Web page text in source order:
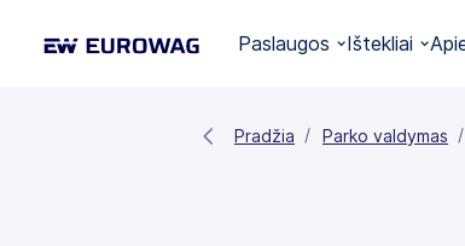
Paslaugos Ištekliai
Pradžia Parko valdymas